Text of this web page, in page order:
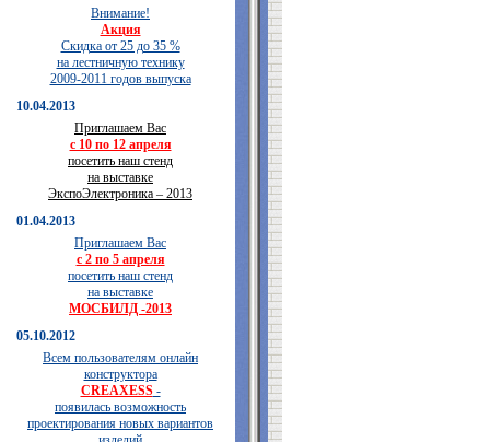
Внимание!
Акция
Скидка от 25 до 35 %
на лестничную технику
2009-2011 годов выпуска
10.04.2013
Приглашаем Вас
с 10 по 12 апреля
посетить наш стенд
на выставке
ЭкспоЭлектроника – 2013
01.04.2013
Приглашаем Вас
с 2 по 5 апреля
посетить наш стенд
на выставке
МОСБИЛД -2013
05.10.2012
Всем пользователям онлайн
конструктора
CREAXESS-
появилась возможность
проектирования новых вариантов